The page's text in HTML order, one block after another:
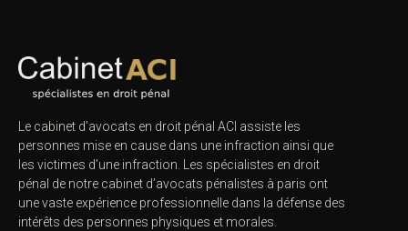
Le cabinet d’avocats en droit pénal ACI assiste les
personnes mise en cause dans une infraction ainsi que
les victimes d’une infraction. Les spécialistes en droit
pénal de notre cabinet d’avocats pénalistes à paris ont
une vaste expérience professionnelle dans la défense des
intérêts des personnes physiques et morales.